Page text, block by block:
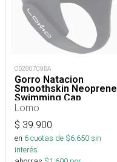
OD280709BA
Gorro Natacion
Smoothskin Neoprene
Swimming Cap
Lomo
$ 39.900
en 6cuotas de $6.650sin
interés